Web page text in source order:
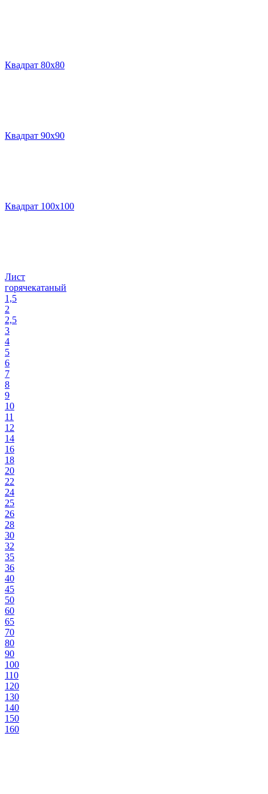
Квадрат 80х80
Квадрат 90х90
Квадрат 100х100
Лист
горячекатаный
1,5
2
2,5
3
4
5
6
7
8
9
10
11
12
14
16
18
20
22
24
25
26
28
30
32
35
36
40
45
50
60
65
70
80
90
100
110
120
130
140
150
160